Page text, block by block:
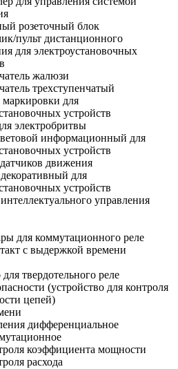
розеточный блок
пульт дистанционного
для электроустановочных
жалюзи
трехступенчатый
для
устройств
электробритвы
информационный для
устройств
движения
для
устройств
управления
для коммутационного реле
с выдержкой времени
твердотельного реле
(устройство для контроля
цепей)
дифференциальное
коэффициента мощности
расхода